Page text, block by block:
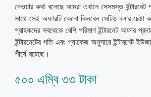
দেওয়ার কথা বলেছে আমরা এখানে সেসমস্ত
সাথে সেই অফারটি কেনো কিনবেন সেটিও বলার চেষ্টা
গ্রাহকদের সবথেকে বেশি পরিমাণ ইন্টারনেট অফার
ইন্টারনেটের গতি এবং প্যাকেজ অনুসারে ইন্টারনেট
শীর্ষে রয়েছে।
৫০০ এম্বি ৩৩ টাকা